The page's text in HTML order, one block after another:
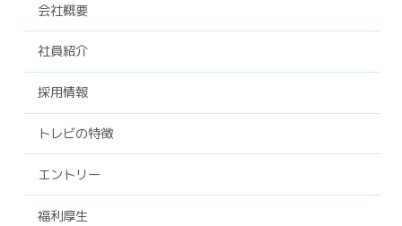
会社概要
社員紹介
採用情報
トレビの特徴
エントリー
福利厚生